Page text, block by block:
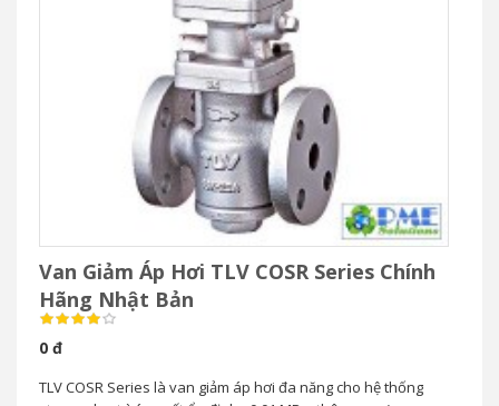
Van Giảm Áp Hơi TLV COSR Series Chính
Hãng Nhật Bản
0 đ
TLV COSR Series là van giảm áp hơi đa năng cho hệ thống